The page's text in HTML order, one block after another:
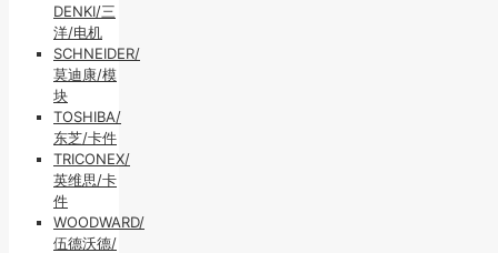
DENKI/三
洋/电机
SCHNEIDER/
莫迪康/模
块
TOSHIBA/
东芝/卡件
TRICONEX/
英维思/卡
件
WOODWARD/
伍德沃德/